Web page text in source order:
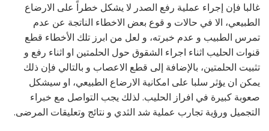
غالبا فإن إجراء عملية رفع الصدر لا يشكل خطراً على الارضاع
الطبيعي، الا في حالات و قوع بعض الاخطاء الناتجة عن عدم
تمرس الطبيب و عدم خبرته، و لعل من ابرز تلك الأخطاء قطع
قنوات الحليب اثناء اجراء الشقوق حول الحلمتين او اثناء رفع و
تثبيت الحلمتين، بالإضافة إلى قطع الاعصاب و بالتالي فإن ذلك
يمكن ان يؤثر سلبا على امكانية الارضاع الطبيعي، او سيشكل
صعوبة كبيرة في افراز الحليب. لذلك يجب التواصل مع خبراء
التجميل ورؤية تجارب عملية شد الثدي و نتائج وتعليقات المرضى.